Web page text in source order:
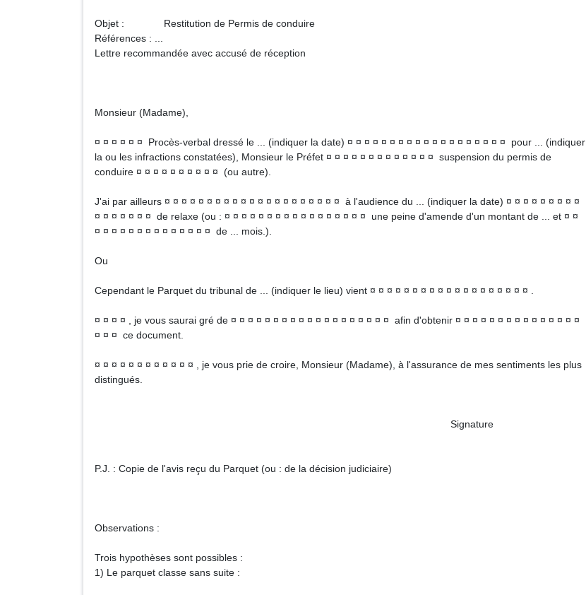
Objet : Restitution de Permis de conduire
Références : ...
Lettre recommandée avec accusé de réception
Monsieur (Madame),
¤ ¤ ¤ ¤ ¤ ¤ Procès-verbal dressé le ... (indiquer la date) ¤ ¤ ¤ ¤ ¤ ¤ ¤ ¤ ¤ ¤ ¤ ¤ ¤ ¤ ¤ ¤ ¤ ¤ ¤ pour ... (indiquer
la ou les infractions constatées), Monsieur le Préfet ¤ ¤ ¤ ¤ ¤ ¤ ¤ ¤ ¤ ¤ ¤ ¤ ¤ suspension du permis de
conduire ¤ ¤ ¤ ¤ ¤ ¤ ¤ ¤ ¤ ¤ (ou autre).
J'ai par ailleurs ¤ ¤ ¤ ¤ ¤ ¤ ¤ ¤ ¤ ¤ ¤ ¤ ¤ ¤ ¤ ¤ ¤ ¤ ¤ ¤ ¤ à l'audience du ... (indiquer la date) ¤ ¤ ¤ ¤ ¤ ¤ ¤ ¤ ¤
¤ ¤ ¤ ¤ ¤ ¤ ¤ de relaxe (ou : ¤ ¤ ¤ ¤ ¤ ¤ ¤ ¤ ¤ ¤ ¤ ¤ ¤ ¤ ¤ ¤ ¤ une peine d'amende d'un montant de ... et ¤ ¤
¤ ¤ ¤ ¤ ¤ ¤ ¤ ¤ ¤ ¤ ¤ ¤ ¤ ¤ de ... mois.).
Ou
Cependant le Parquet du tribunal de ... (indiquer le lieu) vient ¤ ¤ ¤ ¤ ¤ ¤ ¤ ¤ ¤ ¤ ¤ ¤ ¤ ¤ ¤ ¤ ¤ ¤ ¤ .
¤ ¤ ¤ ¤ , je vous saurai gré de ¤ ¤ ¤ ¤ ¤ ¤ ¤ ¤ ¤ ¤ ¤ ¤ ¤ ¤ ¤ ¤ ¤ ¤ ¤ afin d'obtenir ¤ ¤ ¤ ¤ ¤ ¤ ¤ ¤ ¤ ¤ ¤ ¤ ¤ ¤ ¤
¤ ¤ ¤ ce document.
¤ ¤ ¤ ¤ ¤ ¤ ¤ ¤ ¤ ¤ ¤ ¤ , je vous prie de croire, Monsieur (Madame), à l'assurance de mes sentiments les plus
distingués.
Signature
P.J. : Copie de l'avis reçu du Parquet (ou : de la décision judiciaire)
Observations :
Trois hypothèses sont possibles :
1) Le parquet classe sans suite :